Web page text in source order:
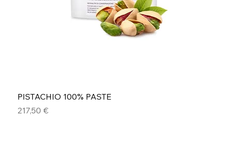
PISTACHIO 100% PASTE
Prezzo
217,50 €